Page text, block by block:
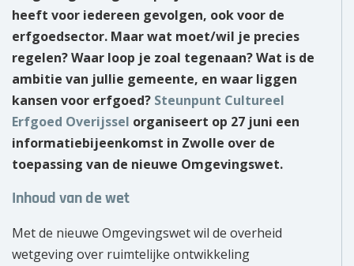
heeft voor iedereen gevolgen, ook voor de
erfgoedsector. Maar wat moet/wil je precies
regelen? Waar loop je zoal tegenaan? Wat is de
ambitie van jullie gemeente, en waar liggen
kansen voor erfgoed? Steunpunt Cultureel
Erfgoed Overijssel organiseert op 27 juni een
informatiebijeenkomst in Zwolle over de
toepassing van de nieuwe Omgevingswet.
Inhoud van de wet
Met de nieuwe Omgevingswet wil de overheid
wetgeving over ruimtelijke ontwikkeling